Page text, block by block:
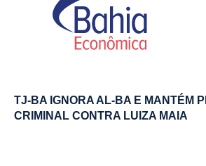
TJ-BA IGNORA AL-BA E MANTÉM
CRIMINAL CONTRA LUIZA MAIA